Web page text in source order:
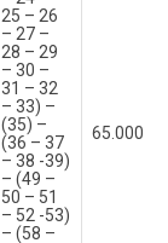
25 – 26
– 27 –
28 – 29
– 30 –
31 – 32
– 33) –
(35) –
(36 – 37
– 38 -39)
– (49 –
50 – 51
– 52 -53)
– (58 –
65.000